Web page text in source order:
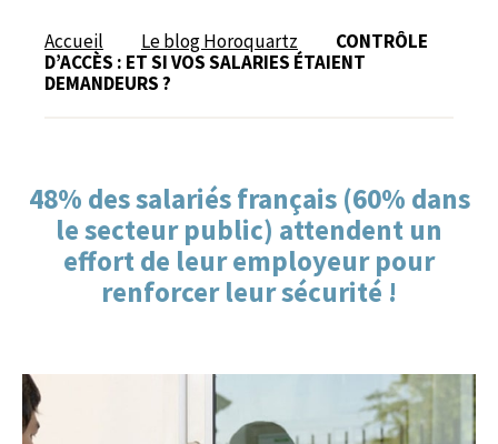
Accueil Le blog Horoquartz
CONTRÔLE
D’ACCÈS : ET SI VOS SALARIES ÉTAIENT
DEMANDEURS ?
48% des salariés français (60% dans
le secteur public) attendent un
effort de leur employeur pour
renforcer leur sécurité !